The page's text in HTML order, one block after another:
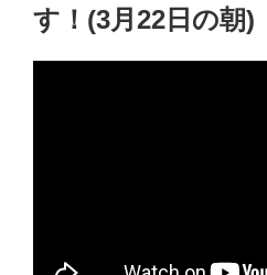
す！(3月22日の朝)